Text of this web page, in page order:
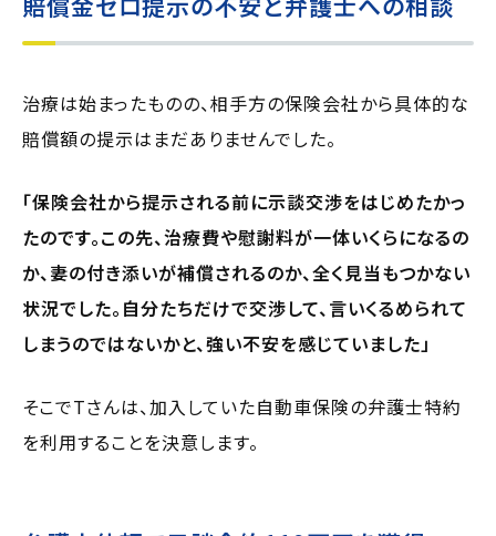
治療は始まったものの、相手方の保険会社から具体的な
賠償額の提示はまだありませんでした。
「保険会社から提示される前に示談交渉をはじめたかっ
たのです。この先、治療費や慰謝料が一体いくらになるの
か、妻の付き添いが補償されるのか、全く見当もつかない
状況でした。自分たちだけで交渉して、言いくるめられて
しまうのではないかと、強い不安を感じていました」
そこでTさんは、加入していた自動車保険の弁護士特約
を利用することを決意します。